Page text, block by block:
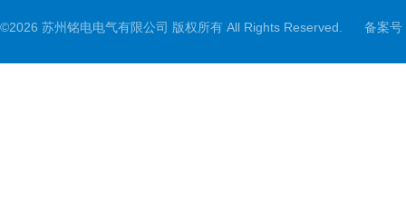
©2026 苏州铭电电气有限公司 版权所有 All Rights Reserved. 备案号